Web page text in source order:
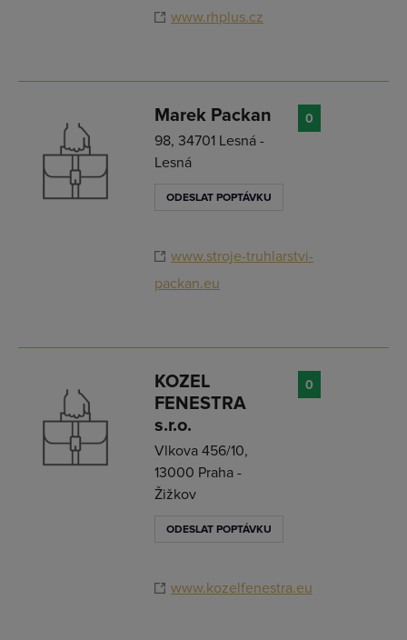
www.rhplus.cz
Marek Packan
98, 34701 Lesná -
Lesná
ODESLAT POPTÁVKU
www.stroje-truhlarstvi-
packan.eu
0
KOZEL
FENESTRA
s.r.o.
Vlkova 456/10,
13000 Praha -
Žižkov
ODESLAT POPTÁVKU
www.kozelfenestra.eu
0